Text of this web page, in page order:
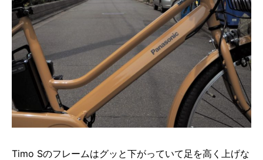
Timo Sのフレームはグッと下がっていて足を高く上げな